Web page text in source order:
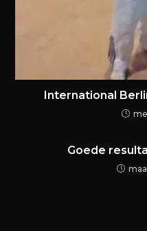
International
Goede